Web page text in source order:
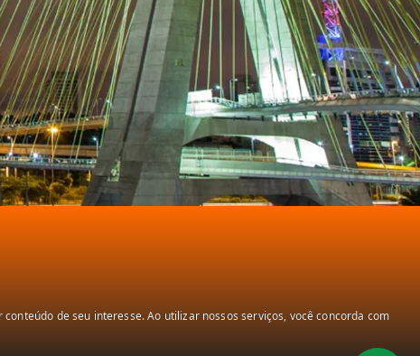
de seu interesse. Ao utilizar nossos serviços, você concorda com